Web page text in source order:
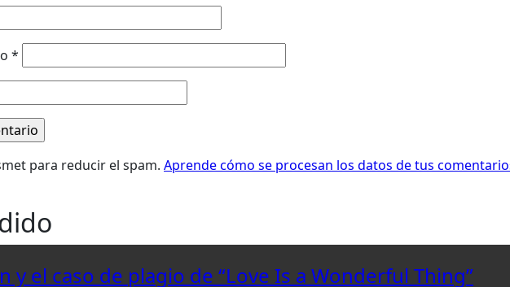
*
para reducir el spam. Aprende cómo se procesan los datos de tus
y el caso de plagio de “Love Is a Wonderful Thing”